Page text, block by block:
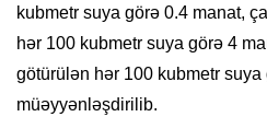
kubmetr suya görə 0.4 manat,
hər 100 kubmetr suya görə 4
götürülən hər 100 kubmetr
müəyyənləşdirilib.